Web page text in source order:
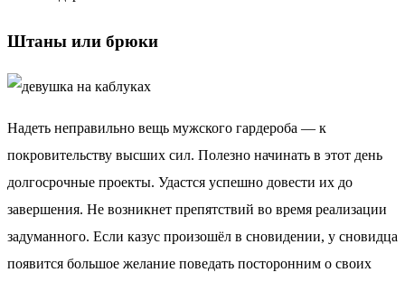
Штаны или брюки
Надеть неправильно вещь мужского гардероба — к
покровительству высших сил. Полезно начинать в этот день
долгосрочные проекты. Удастся успешно довести их до
завершения. Не возникнет препятствий во время реализации
задуманного. Если казус произошёл в сновидении, у сновидца
появится большое желание поведать посторонним о своих